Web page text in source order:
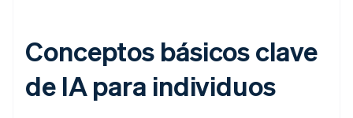
Conceptos básicos clave
de IA para individuos